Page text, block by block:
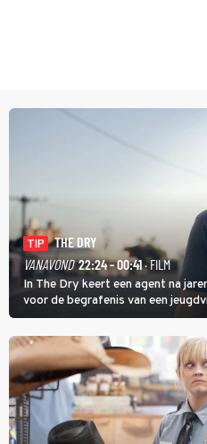
TIP
THE DRY
VANAVOND 22:24 - 00:41· FILM
In The Dry keert een agent na
voor de begrafenis van een
onderzoeken van diens dood een
met een oude zaak.